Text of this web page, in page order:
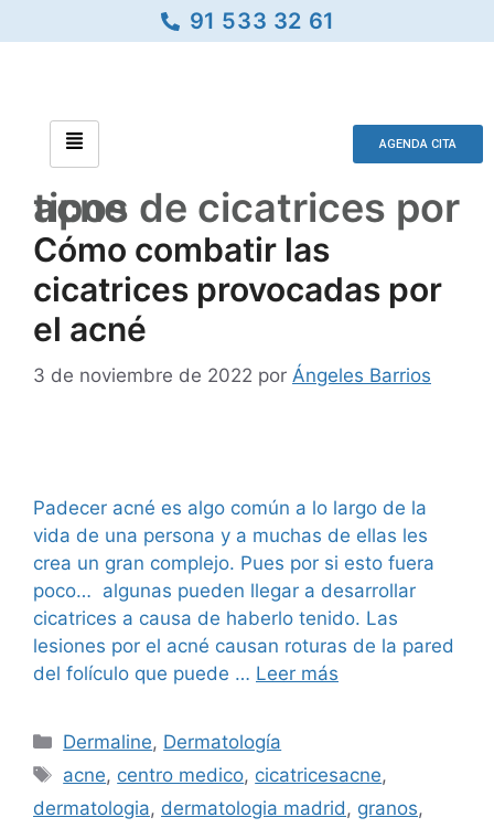
91 533 32 61
AGENDA CITA
tipos de cicatrices por acne
Cómo combatir las
cicatrices provocadas por
el acné
3 de noviembre de 2022 por Ángeles Barrios
Padecer acné es algo común a lo largo de la
vida de una persona y a muchas de ellas les
crea un gran complejo. Pues por si esto fuera
poco… algunas pueden llegar a desarrollar
cicatrices a causa de haberlo tenido. Las
lesiones por el acné causan roturas de la pared
del folículo que puede … Leer más
Dermaline, Dermatología
acne, centro medico, cicatricesacne,
dermatologia, dermatologia madrid , granos,